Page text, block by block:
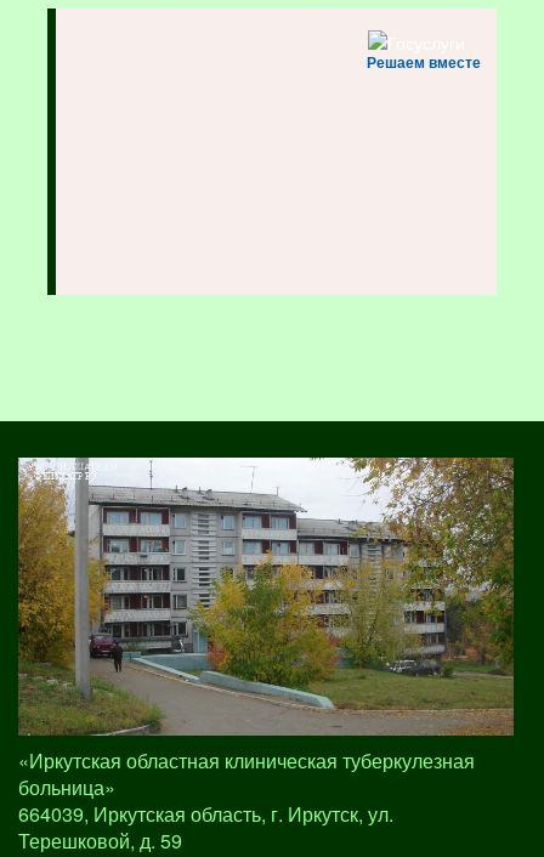
Решаем вместе
«Иркутская областная клиническая туберкулезная
больница»
664039, Иркутская область, г. Иркутск, ул.
Терешковой, д. 59